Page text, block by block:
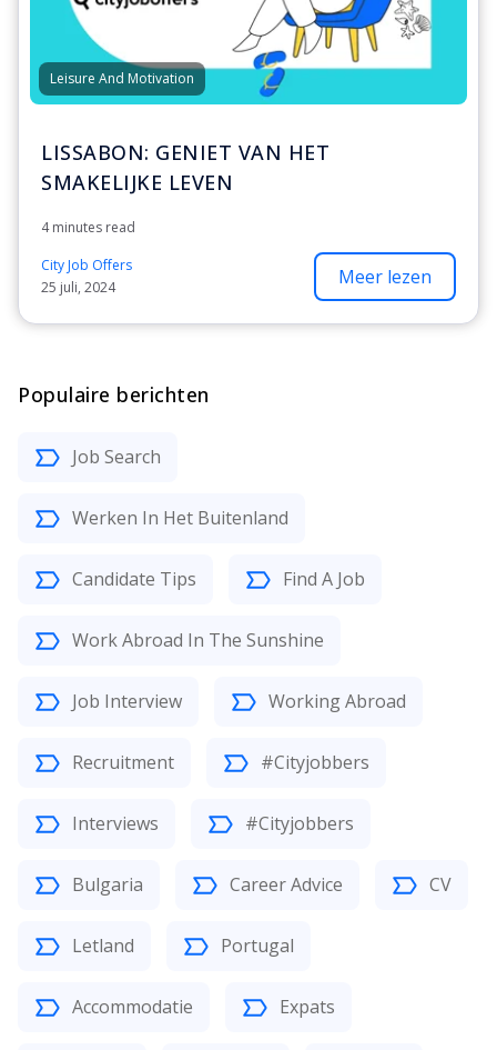
Populaire berichten
Job Search
Werken In Het Buitenland
Candidate Tips Find A Job
Work Abroad In The Sunshine
Job Interview Working Abroad
Recruitment #Cityjobbers
Interviews #Cityjobbers
Bulgaria Career Advice CV
Letland Portugal
Accommodatie Expats
Leisure And Motivation
LISSABON: GENIET VAN HET
SMAKELIJKE LEVEN
4 minutes read
City Job Offers
25 juli, 2024
Meer lezen